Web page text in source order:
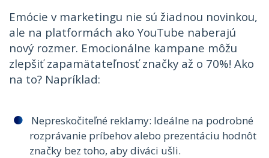
Emócie v marketingu nie sú žiadnou novinkou,
ale na platformách ako YouTube naberajú
nový rozmer. Emocionálne kampane môžu
zlepšiť zapamätateľnosť značky až o 70%! Ako
na to? Napríklad:
Nepreskočiteľné reklamy: Ideálne na podrobné
rozprávanie príbehov alebo prezentáciu hodnôt
značky bez toho, aby diváci ušli.